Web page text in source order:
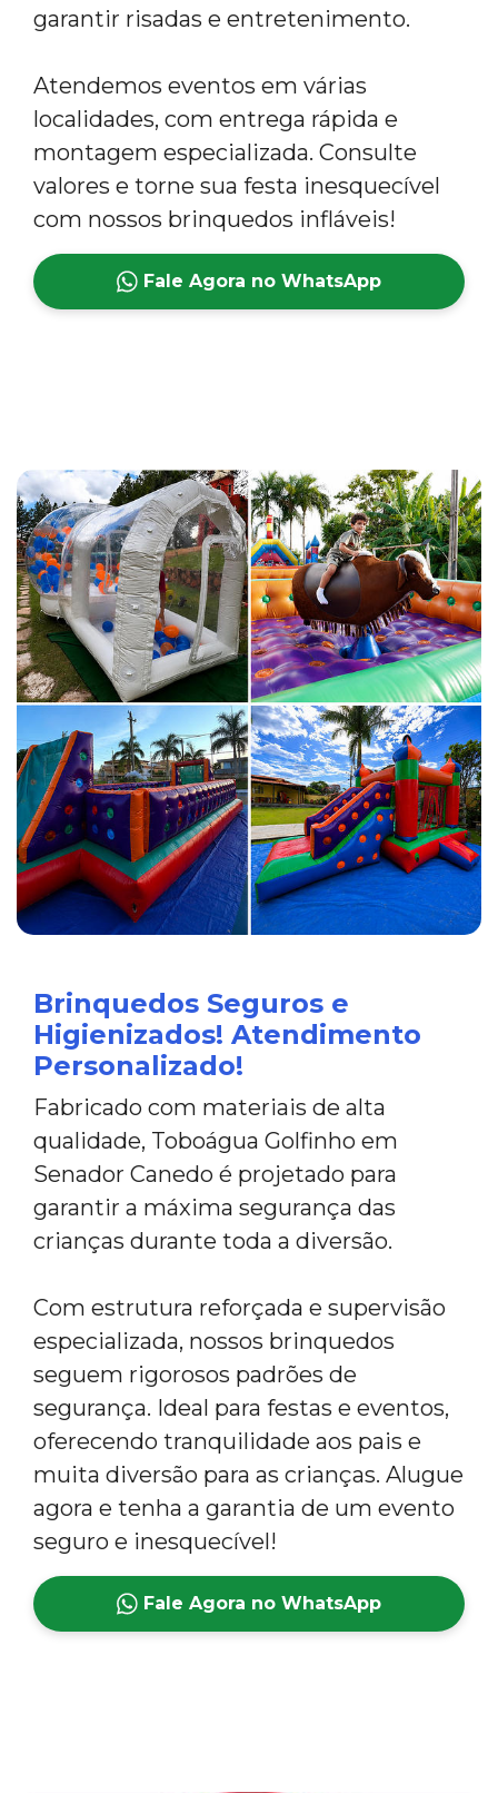
garantir risadas e entretenimento.
Atendemos eventos em várias
localidades, com entrega rápida e
montagem especializada. Consulte
valores e torne sua festa inesquecível
com nossos brinquedos infláveis!
Fale Agora no WhatsApp
Brinquedos Seguros e
Higienizados! Atendimento
Personalizado!
Fabricado com materiais de alta
qualidade, Toboágua Golfinho em
Senador Canedo é projetado para
garantir a máxima segurança das
crianças durante toda a diversão.
Com estrutura reforçada e supervisão
especializada, nossos brinquedos
seguem rigorosos padrões de
segurança. Ideal para festas e eventos,
oferecendo tranquilidade aos pais e
muita diversão para as crianças. Alugue
agora e tenha a garantia de um evento
seguro e inesquecível!
Fale Agora no WhatsApp